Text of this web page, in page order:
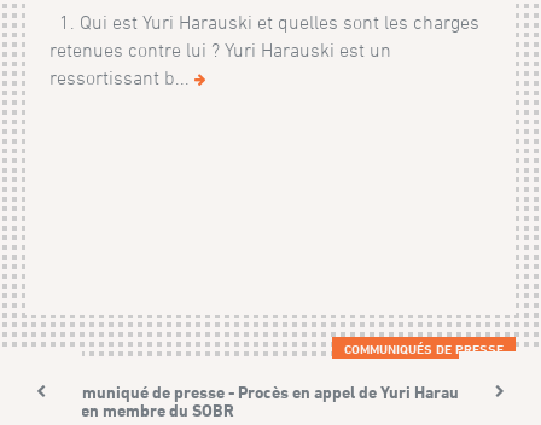
1. Qui est Yuri Harauski et quelles sont les charges
retenues contre lui ? Yuri Harauski est un
ressortissant b...
COMMUNIQUÉS DE PRESSE
Communiqué de presse - Procès en appel de Yuri Harauski,
ancien membre du SOBR